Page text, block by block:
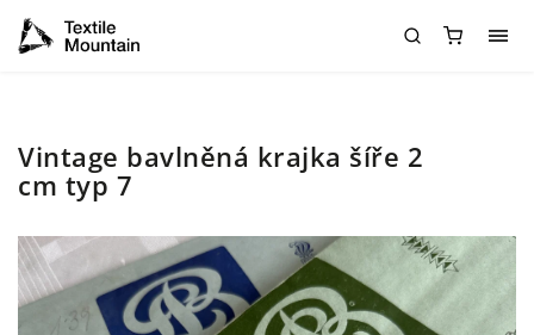
Vintage bavlněná krajka šíře 2
cm typ 7